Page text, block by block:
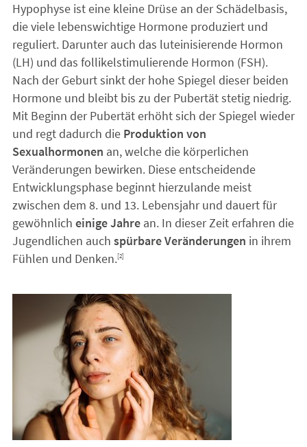
Hypophyse ist eine kleine Drüse an der Schädelbasis,
die viele lebenswichtige Hormone produziert und
reguliert. Darunter auch das luteinisierende Hormon
(LH) und das follikelstimulierende Hormon (FSH).
Nach der Geburt sinkt der hohe Spiegel dieser beiden
Hormone und bleibt bis zu der Pubertät stetig niedrig.
Mit Beginn der Pubertät erhöht sich der Spiegel wieder
und regt dadurch die Produktion von
Sexualhormonen an, welche die körperlichen
Veränderungen bewirken. Diese entscheidende
Entwicklungsphase beginnt hierzulande meist
zwischen dem 8. und 13. Lebensjahr und dauert für
gewöhnlich einige Jahrean. In dieser Zeit erfahren die
Jugendlichen auch spürbare Veränderungen in ihrem
Fühlen und Denken.[2]